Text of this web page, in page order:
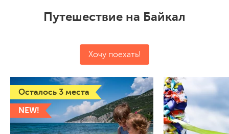
Путешествие на Байкал
Хочу поехать!
Осталось 3 места
NEW!